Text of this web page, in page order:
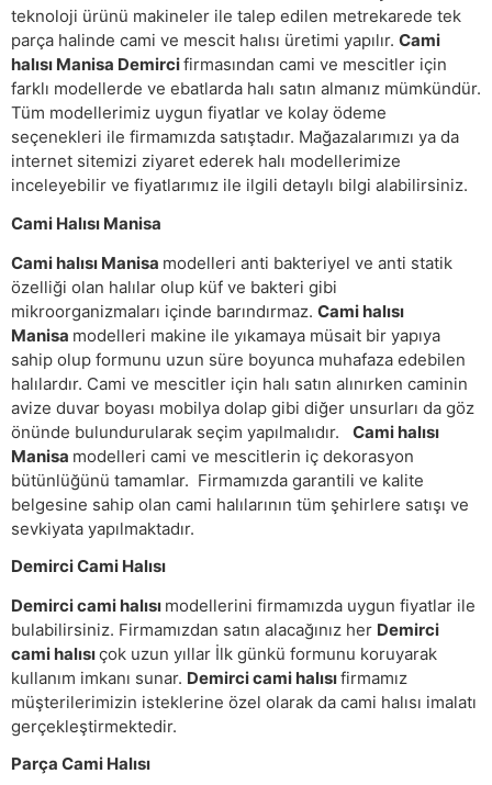
teknoloji ürünü makineler ile talep edilen metrekarede tek
parça halinde cami ve mescit halısı üretimi yapılır. Cami
halısı Manisa Demircifirmasından cami ve mescitler için
farklı modellerde ve ebatlarda halı satın almanız mümkündür.
Tüm modellerimiz uygun fiyatlar ve kolay ödeme
seçenekleri ile firmamızda satıştadır. Mağazalarımızı ya da
internet sitemizi ziyaret ederek halı modellerimize
inceleyebilir ve fiyatlarımız ile ilgili detaylı bilgi alabilirsiniz.
Cami Halısı Manisa
Cami halısı Manisa modelleri anti bakteriyel ve anti statik
özelliği olan halılar olup küf ve bakteri gibi
mikroorganizmaları içinde barındırmaz. Cami halısı
Manisa modelleri makine ile yıkamaya müsait bir yapıya
sahip olup formunu uzun süre boyunca muhafaza edebilen
halılardır. Cami ve mescitler için halı satın alınırken caminin
avize duvar boyası mobilya dolap gibi diğer unsurları da göz
önünde bulundurularak seçim yapılmalıdır. Cami halısı
Manisa modelleri cami ve mescitlerin iç dekorasyon
bütünlüğünü tamamlar. Firmamızda garantili ve kalite
belgesine sahip olan cami halılarının tüm şehirlere satışı ve
sevkiyata yapılmaktadır.
Demirci Cami Halısı
Demirci cami halısı modellerini firmamızda uygun fiyatlar ile
bulabilirsiniz. Firmamızdan satın alacağınız her Demirci
cami halısıçok uzun yıllar İlk günkü formunu koruyarak
kullanım imkanı sunar. Demirci cami halısıfirmamız
müşterilerimizin isteklerine özel olarak da cami halısı imalatı
gerçekleştirmektedir.
Parça Cami Halısı